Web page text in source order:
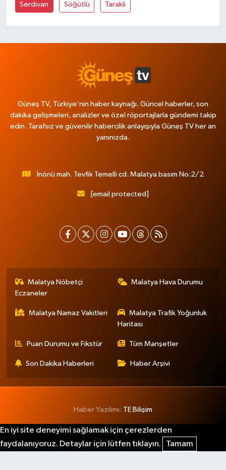
Serdivan Söğütlü Tarakli
Güneş TV, Türkiye'nin haber kaynağı. Güncel haberler, son
dakika gelişmeleri, analizler ve özel röportajlarla gündemi takip
edin. Tarafsız ve güvenilir habercilik anlayışıyla Güneş TV her an
yanınızda.
İnönü mah. Tevfik Temelli cd. Malatya basım No:2/2
[email protected]
Malatya Nöbetçi
Eczaneler
Malatya Hava Durumu
Malatya Namaz Vakitleri
Malatya Trafik Yoğunluk
Haritası
Puan Durumu ve Fikstür Tüm Manşetler
Son Dakika Haberleri Haber Arşivi
Haber Yazılımı: TE Bilişim
En iyi site deneyimi sağlamak için çerezlerden
faydalanıyoruz. Detaylar için lütfen tıklayın.
Tamam